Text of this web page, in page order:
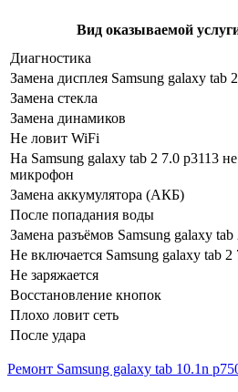
Вид оказываемой
Диагностика
Замена дисплея Samsung galaxy tab
Замена стекла
Замена динамиков
Не ловит WiFi
На Samsung galaxy tab 2 7.0 p3113 не
микрофон
Замена аккумулятора (АКБ)
После попадания воды
Замена разъёмов Samsung galaxy tab
Не включается Samsung galaxy tab 2
Не заряжается
Восстановление кнопок
Плохо ловит сеть
После удара
Ремонт Samsung galaxy tab 10.1n